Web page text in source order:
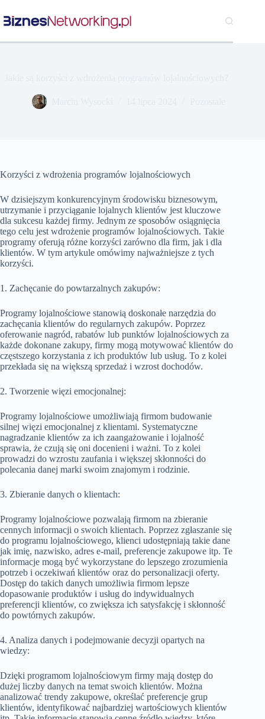
do
treści
Korzyści z wdrożenia programów lojalnościowych
W dzisiejszym konkurencyjnym środowisku biznesowym,
utrzymanie i przyciąganie lojalnych klientów jest kluczowe
dla sukcesu każdej firmy. Jednym ze sposobów osiągnięcia
tego celu jest wdrożenie programów lojalnościowych. Takie
programy oferują różne korzyści zarówno dla firm, jak i dla
klientów. W tym artykule omówimy najważniejsze z tych
korzyści.
1. Zachęcanie do powtarzalnych zakupów:
Programy lojalnościowe stanowią doskonałe narzędzia do
zachęcania klientów do regularnych zakupów. Poprzez
oferowanie nagród, rabatów lub punktów lojalnościowych za
każde dokonane zakupy, firmy mogą motywować klientów do
częstszego korzystania z ich produktów lub usług. To z kolei
przekłada się na większą sprzedaż i wzrost dochodów.
2. Tworzenie więzi emocjonalnej:
Programy lojalnościowe umożliwiają firmom budowanie
silnej więzi emocjonalnej z klientami. Systematyczne
nagradzanie klientów za ich zaangażowanie i lojalność
sprawia, że czują się oni docenieni i ważni. To z kolei
prowadzi do wzrostu zaufania i większej skłonności do
polecania danej marki swoim znajomym i rodzinie.
3. Zbieranie danych o klientach:
Programy lojalnościowe pozwalają firmom na zbieranie
cennych informacji o swoich klientach. Poprzez zgłaszanie się
do programu lojalnościowego, klienci udostępniają takie dane
jak imię, nazwisko, adres e-mail, preferencje zakupowe itp. Te
informacje mogą być wykorzystane do lepszego zrozumienia
potrzeb i oczekiwań klientów oraz do personalizacji oferty.
Dostęp do takich danych umożliwia firmom lepsze
dopasowanie produktów i usług do indywidualnych
preferencji klientów, co zwiększa ich satysfakcję i skłonność
do powtórnych zakupów.
4. Analiza danych i podejmowanie decyzji opartych na
wiedzy:
Dzięki programom lojalnościowym firmy mają dostęp do
dużej liczby danych na temat swoich klientów. Można
analizować trendy zakupowe, określać preferencje grup
klientów, identyfikować najbardziej wartościowych klientów